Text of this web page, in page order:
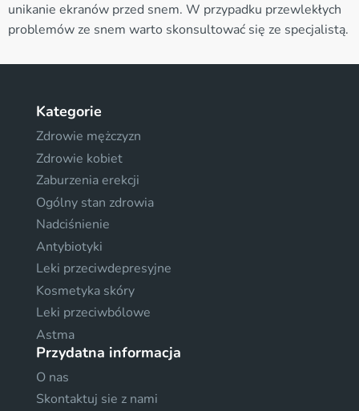
unikanie ekranów przed snem. W przypadku przewlekłych
problemów ze snem warto skonsultować się ze specjalistą.
Kategorie
Zdrowie mężczyzn
Zdrowie kobiet
Zaburzenia erekcji
Ogólny stan zdrowia
Nadciśnienie
Antybiotyki
Leki przeciwdepresyjne
Kosmetyka skóry
Leki przeciwbólowe
Astma
Przydatna informacja
O nas
Skontaktuj sie z nami